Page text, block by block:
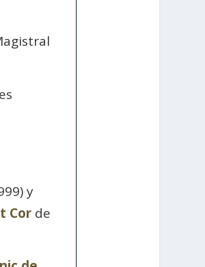
y
Corde